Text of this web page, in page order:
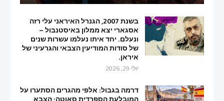
בשנת 2007, הגנרל האיראני עלי רזה
אסגארי יצא ממלון באיסטנבול –
ונעלם. יחד איתו נעלמו עשרות שנים
של סודות המודיעין הצבאי והגרעיני של
איראן.
יולי 29, 2026
דרמה בגבול: אלפי מהגרים הסתערו על